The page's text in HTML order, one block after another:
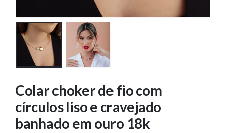
Colar choker de fio com
círculos liso e cravejado
banhado em ouro 18k